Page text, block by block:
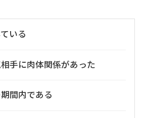
いる
手に肉体関係があった
間内である